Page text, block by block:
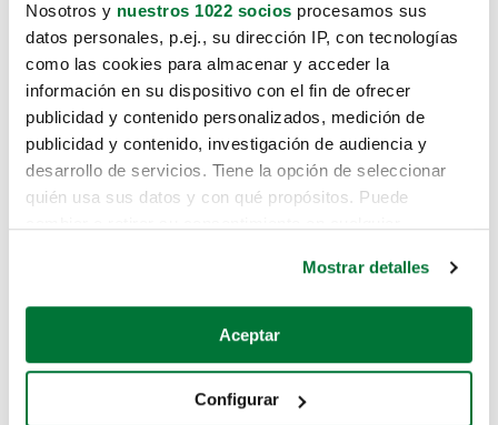
Nosotros y nuestros 1022 socios procesamos sus
datos personales, p.ej., su dirección IP, con tecnologías
como las cookies para almacenar y acceder la
información en su dispositivo con el fin de ofrecer
publicidad y contenido personalizados, medición de
publicidad y contenido, investigación de audiencia y
desarrollo de servicios. Tiene la opción de seleccionar
quién usa sus datos y con qué propósitos. Puede
Si lo permite, también quisiéramos:
Recopilar información sobre su ubicación geográfica
Identificar su dispositivo analizándolo activamente
Mostrar detalles
Aceptar
Configurar
Lo sentimos, no sabemos como
te hemos traido hasta aquí.
Pero puedes encontrar el coche que estás
buscando en alguno de estos enlaces:
Coches de segunda mano
Coches de km0